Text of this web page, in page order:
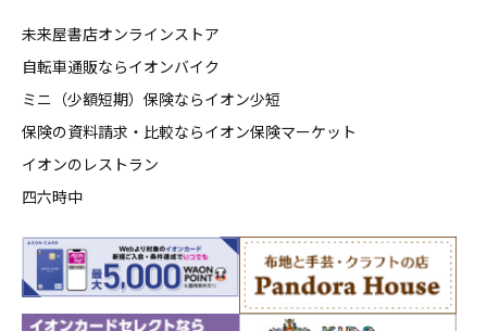
未来屋書店オンラインストア
自転車通販ならイオンバイク
ミニ（少額短期）保険ならイオン少短
保険の資料請求・比較ならイオン保険マーケット
イオンのレストラン
四六時中